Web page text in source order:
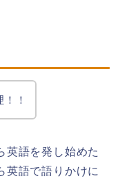
！
英語を発し始めた
英語で語りかけに